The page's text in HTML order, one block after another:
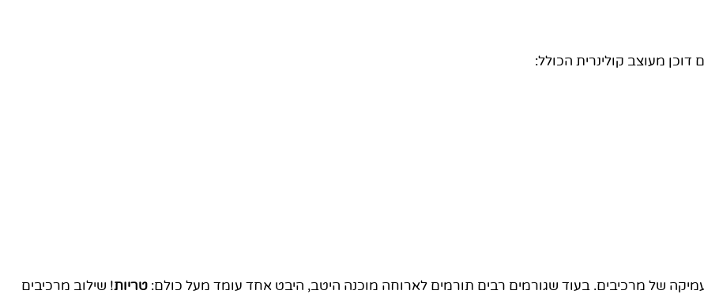
מעוצב קולינרית הכולל:
של מרכיבים. בעוד שגורמים רבים תורמים לארוחה מוכנה היטב, היבט אחד עומד מעל כולם: טריות! שילוב מרכיבים